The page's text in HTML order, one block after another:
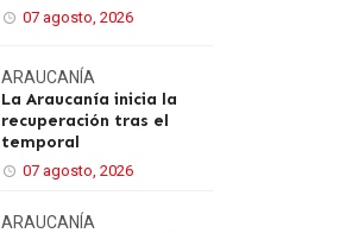
07 agosto, 2026
ARAUCANÍA
La Araucanía inicia la
recuperación tras el
temporal
07 agosto, 2026
ARAUCANÍA